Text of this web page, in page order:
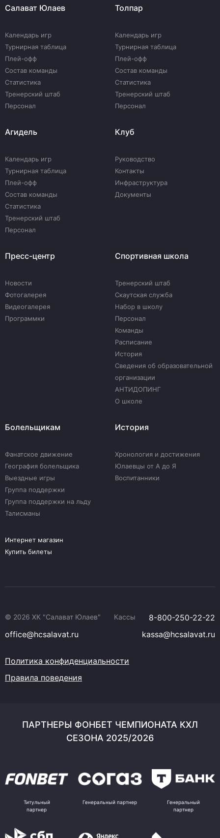
Салават Юлаев
Календарь игр
Турнирная таблица
Плей-офф
Состав команды
Статистика
Тренерский штаб
Персонал
Толпар
Календарь игр
Турнирная таблица
Плей-офф
Состав команды
Статистика
Тренерский штаб
Персонал
Агидель
Календарь игр
Турнирная таблица
Плей-офф
Состав команды
Статистика
Тренерский штаб
Персонал
Клуб
Руководство
Контакты
Инфраструктура
Документы
Пресс-центр
Новости
Фотогалерея
Видеогалерея
Программки
Спортивная школа
Тренерский штаб
Скаутская служба
Набор в школу
Персонал
Команды
Расписание
История
Сведения об образовательной
организации
АНТИДОПИНГ
О школе
Болельщикам
Фанатское движение
География болельщика
Выездные игры
Группа поддержки
Группа поддержки на льду
Талисманы
История
Хронология и достижения
Юлаевцы от А до Я
Воспитанники
Интернет магазин
Купить билеты
© 2026 ХК "Салават Юлаев" Кассы
8-800-250-22-22
office@hcsalavat.ru
kassa@hcsalavat.ru
Политика конфиденциальности
Правила поведения
ПАРТНЕРЫ ФОНБЕТ ЧЕМПИОНАТА КХЛ
СЕЗОНА 2025/2026
Титульный
партнер
Генеральный партнер
Генеральный
партнер